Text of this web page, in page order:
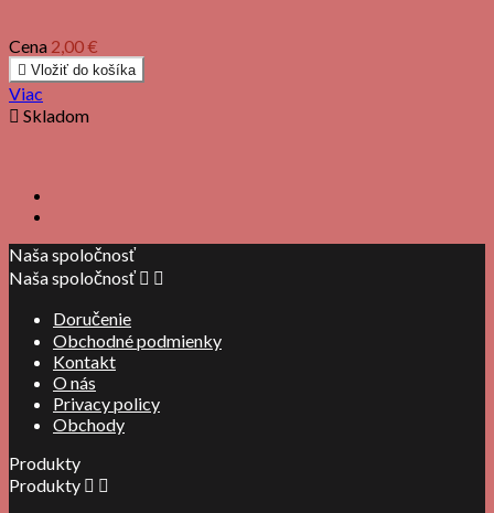
Cena 2,00 €
 Vložiť do košíka
Viac
 Skladom
Naša spoločnosť
Naša spoločnosť  
Doručenie
Obchodné podmienky
Kontakt
O nás
Privacy policy
Obchody
Produkty
Produkty  